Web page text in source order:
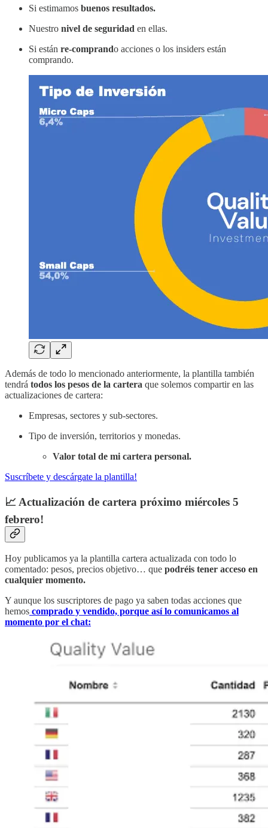
Si estimamos buenos resultados.
Nuestro nivel de seguridad en ellas.
Si están re-comprando acciones o los insiders están
comprando.
Además de todo lo mencionado anteriormente, la plantilla también
tendrá todos los pesos de la cartera que solemos compartir en las
actualizaciones de cartera:
Empresas, sectores y sub-sectores.
Tipo de inversión, territorios y monedas.
Valor total de mi cartera personal.
Suscríbete y descárgate la plantilla!
📈 Actualización de cartera próximo miércoles 5
febrero!
Hoy publicamos ya la plantilla cartera actualizada con todo lo
comentado: pesos, precios objetivo… que podréis tener acceso en
cualquier momento.
Y aunque los suscriptores de pago ya saben todas acciones que
hemos comprado y vendido, porque así lo comunicamos al
momento por el chat: